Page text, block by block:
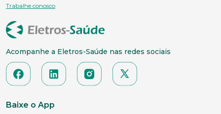
Trabalhe conosco
Acompanhe a Eletros-Saúde nas redes sociais
Baixe o App